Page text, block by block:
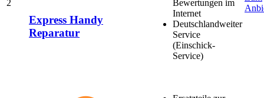
2
Express Handy
Reparatur
Bewertungen im
Internet
Deutschlandweiter
Service
(Einschick-
Service)